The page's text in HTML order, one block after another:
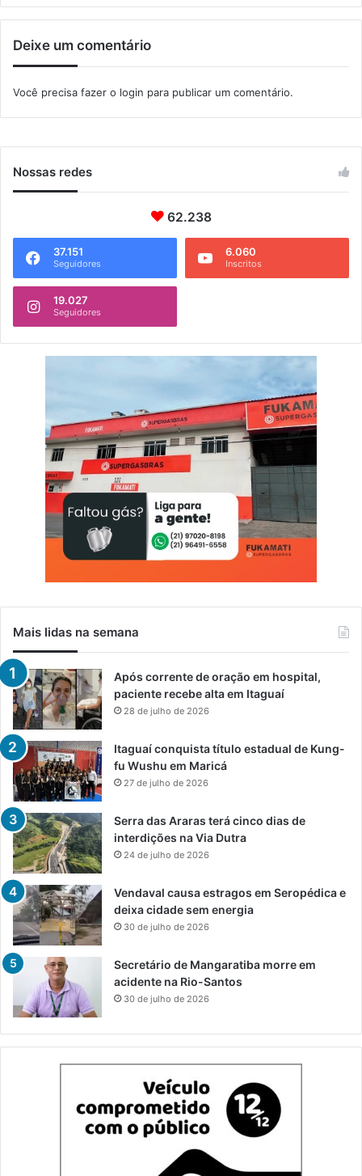
d
r
e
o
o
Deixe um comentário
Você precisa fazer o login para publicar um comentário.
Nossas redes
62.238
37.151
Seguidores
6.060
Inscritos
19.027
Seguidores
Mais lidas na semana
Após corrente de oração em hospital,
paciente recebe alta em Itaguaí
28 de julho de 2026
Itaguaí conquista título estadual de Kung-
fu Wushu em Maricá
27 de julho de 2026
Serra das Araras terá cinco dias de
interdições na Via Dutra
24 de julho de 2026
Vendaval causa estragos em Seropédica e
deixa cidade sem energia
30 de julho de 2026
Secretário de Mangaratiba morre em
acidente na Rio-Santos
30 de julho de 2026